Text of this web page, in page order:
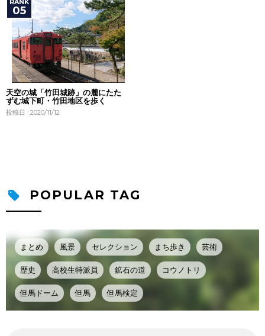
天空の城「竹田城跡」の麓にたた
ずむ城下町・竹田地区を歩く
投稿日 : 2020/11/12
POPULAR TAG
まとめ 風景 セレクション まち歩き 芸術
歴史 高校生特派員 鉱石の道 コウノトリ
但馬ドーム 但馬 但馬検定